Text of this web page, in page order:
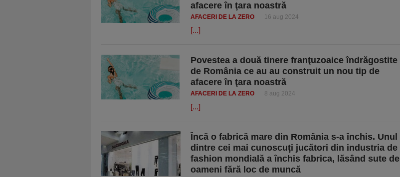
afacere în ţara noastră
AFACERI DE LA ZERO 16 aug 2024
[...]
Povestea a două tinere franţuzoaice îndrăgostite
de România ce au au construit un nou tip de
afacere în ţara noastră
AFACERI DE LA ZERO 8 aug 2024
[...]
Încă o fabrică mare din România s-a închis. Unul
dintre cei mai cunoscuţi jucători din industria de
fashion mondială a închis fabrica, lăsând sute de
oameni fără loc de muncă